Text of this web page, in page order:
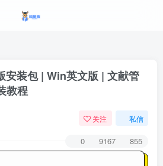
安装包 | Win英文版 | 文献管
教程
关注 私信
0 9167 855